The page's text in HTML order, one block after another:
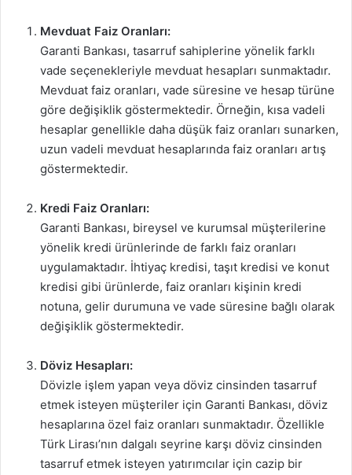
Mevduat Faiz Oranları:
Garanti Bankası, tasarruf sahiplerine yönelik farklı
vade seçenekleriyle mevduat hesapları sunmaktadır.
Mevduat faiz oranları, vade süresine ve hesap türüne
göre değişiklik göstermektedir. Örneğin, kısa vadeli
hesaplar genellikle daha düşük faiz oranları sunarken,
uzun vadeli mevduat hesaplarında faiz oranları artış
göstermektedir.
Kredi Faiz Oranları:
Garanti Bankası, bireysel ve kurumsal müşterilerine
yönelik kredi ürünlerinde de farklı faiz oranları
uygulamaktadır. İhtiyaç kredisi, taşıt kredisi ve konut
kredisi gibi ürünlerde, faiz oranları kişinin kredi
notuna, gelir durumuna ve vade süresine bağlı olarak
değişiklik göstermektedir.
Döviz Hesapları:
Dövizle işlem yapan veya döviz cinsinden tasarruf
etmek isteyen müşteriler için Garanti Bankası, döviz
hesaplarına özel faiz oranları sunmaktadır. Özellikle
Türk Lirası’nın dalgalı seyrine karşı döviz cinsinden
tasarruf etmek isteyen yatırımcılar için cazip bir